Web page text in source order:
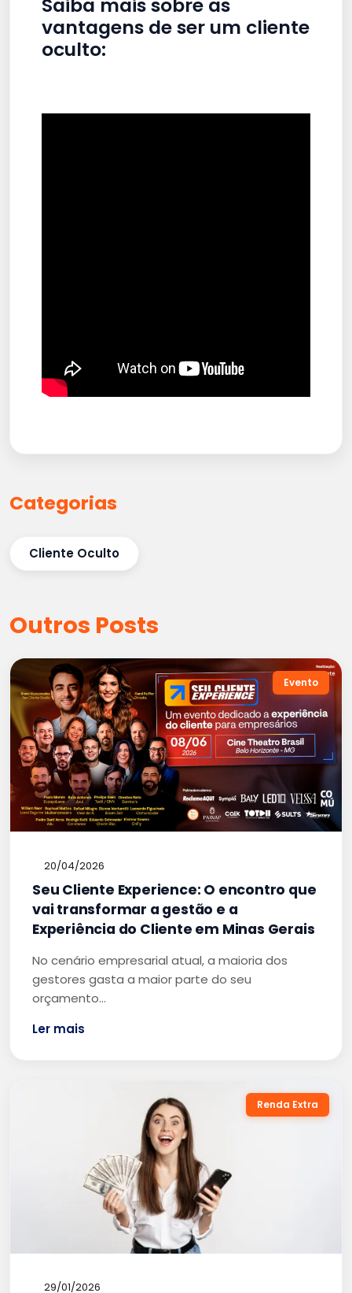
vantagens de ser um cliente
oculto:
Categorias
Cliente Oculto
Outros Posts
Evento
20/04/2026
Seu Cliente Experience: O encontro que
vai transformar a gestão e a
Experiência do Cliente em Minas Gerais
No cenário empresarial atual, a maioria dos
gestores gasta a maior parte do seu
orçamento…
Ler mais
Renda Extra
29/01/2026